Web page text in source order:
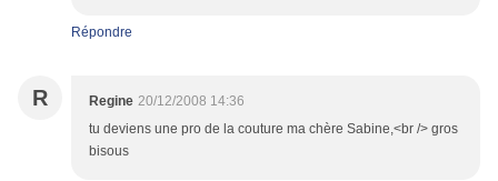
Répondre
R Regine 20/12/2008 14:36
tu deviens une pro de la couture ma chère Sabine,<br /> gros
bisous